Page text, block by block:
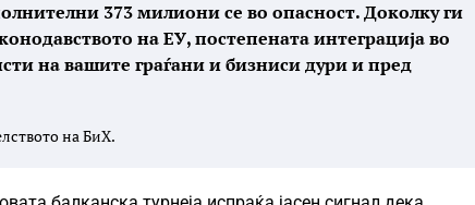
373 милиони се во опасност. Доколку ги
на ЕУ, постепената интеграција во
на вашите граѓани и бизниси дури и пред
на БиХ.